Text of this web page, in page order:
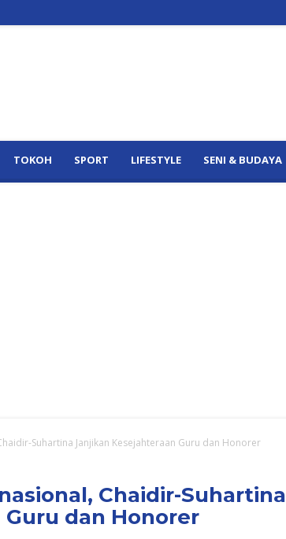
TOKOH SPORT LIFESTYLE SENI & BUDAYA
Suhartina Janjikan Kesejahteraan Guru dan Honorer
Chaidir-Suhartina
dan Honorer